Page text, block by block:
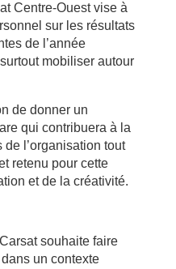
Centre-Ouest vise à
sur les résultats
de l’année
mobiliser autour
de donner un
qui contribuera à la
l’organisation tout
retenu pour cette
et de la créativité.
souhaite faire
un contexte